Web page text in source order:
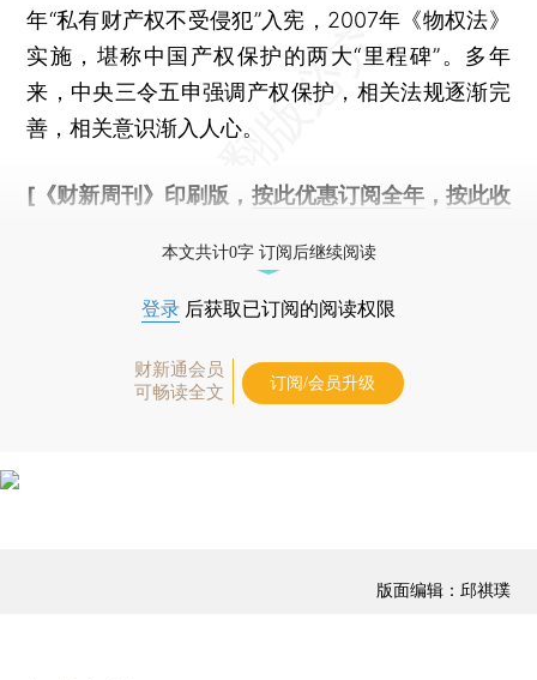
年“私有财产权不受侵犯”入宪，2007年《物权法》
实施，堪称中国产权保护的两大“里程碑”。多年
来，中央三令五申强调产权保护，相关法规逐渐完
善，相关意识渐入人心。
[《财新周刊》印刷版， 按此优惠订阅全年， 按此收
本文共计0字 订阅后继续阅读
登录 后获取已订阅的阅读权限
财新通会员
可畅读全文
订阅/会员升级
版面编辑：邱祺璞